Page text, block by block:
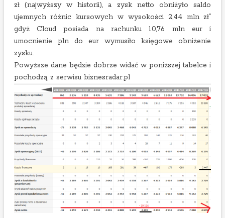
zł (najwyższy w historii), a zysk netto obniżyło saldo
ujemnych różnic kursowych w wysokości 2,44 mln zł”
gdyż Cloud posiada na rachunku 10,76 mln eur i
umocnienie pln do eur wymusiło księgowe obniżenie
zysku.
Powyższe dane będzie dobrze widać w poniższej tabelce i
pochodzą z serwisu biznesradar.pl